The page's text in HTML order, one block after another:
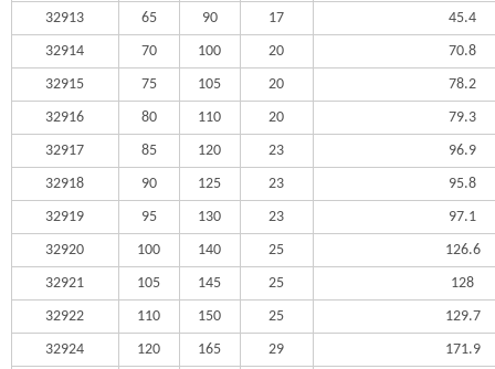
32913 65 90 17
45.4
32914
70 100 20
70.8
32915
75 105 20
78.2
32916
80 110 20
79.3
32917
85 120 23
96.9
32918
90 125 23
95.8
32919
95 130 23
97.1
32920
100 140 25
126.6
32921
105 145 25
128
32922
110 150 25
129.7
32924
120 165 29
171.9